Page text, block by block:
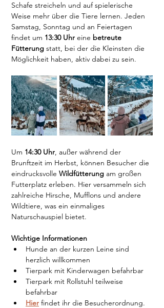
Schafe streicheln und auf spielerische
Weise mehr über die Tiere lernen. Jeden
Samstag, Sonntag und an Feiertagen
findet um 13:30 Uhr eine betreute
Fütterung statt, bei der die Kleinsten die
Möglichkeit haben, aktiv dabei zu sein.
Um 14:30 Uhr, außer während der
Brunftzeit im Herbst, können Besucher die
eindrucksvolle Wildfütterung am großen
Futterplatz erleben. Hier versammeln sich
zahlreiche Hirsche, Mufflons und andere
Wildtiere, was ein einmaliges
Naturschauspiel bietet.
Wichtige Informationen
Hunde an der kurzen Leine sind
herzlich willkommen
Tierpark mit Kinderwagen befahrbar
Tierpark mit Rollstuhl teilweise
befahrbar
Hier findet ihr die Besucherordnung.